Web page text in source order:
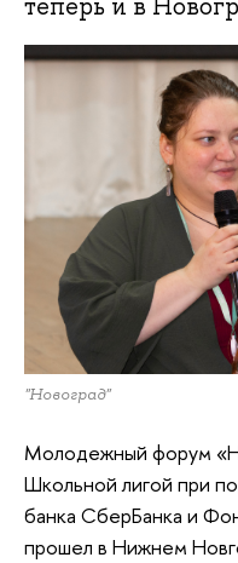
"Новоград"
Молодежный форум
Школьной лигой при
банка СберБанка и
прошел в Нижнем